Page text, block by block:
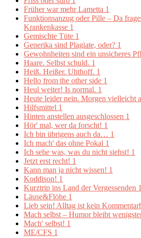
Früher war mehr Lametta 1
Funktionsanzug oder Pille – Da
Krankenkasse 1
Gemischte Tüte 1
Generika sind Plagiate, oder? 1
Gewohnheiten sind ein unsicheres
Haare. Selbst schuld. 1
Heiß. Heißer. Uhthoff. 1
Hello from the other side 1
Heul weiter! Is normal. 1
Heute leider nein. Morgen vielleicht
Hilfsmittel 1
Hinten anstellen ausgeschlossen 1
Hör' mal, wer da forscht! 1
Ich bin übrigens auch da… 1
Ich mach' das ohne Pokal 1
Ich sehe was, was du nicht siehst! 1
Jetzt erst recht! 1
Kann man ja nicht wissen! 1
Koddison! 1
Kurztrip ins Land der Vergessenden 1
Läuse&Flöhe 1
Lieb sein! Alltag ist kein
Mach selbst – Humor bleibt
Mach' selbst! 1
ME/CFS 1